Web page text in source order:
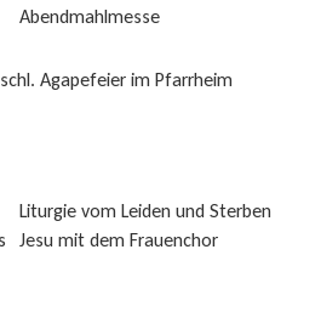
Abendmahlmesse
Agapefeier im Pfarrheim
Liturgie vom Leiden und Sterben
Jesu mit dem Frauenchor